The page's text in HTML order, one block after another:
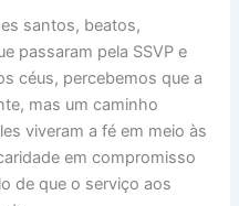
santos, beatos,
passaram pela SSVP e
céus, percebemos que a
mas um caminho
viveram a fé em meio às
em compromisso
de que o serviço aos